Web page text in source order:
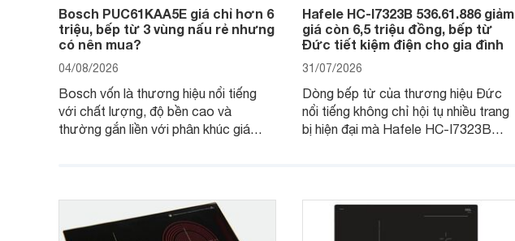
Bosch PUC61KAA5E giá chỉ hơn 6
triệu, bếp từ 3 vùng nấu rẻ nhưng
có nên mua?
04/08/2026
Bosch vốn là thương hiệu nổi tiếng
với chất lượng, độ bền cao và
thường gắn liền với phân khúc giá
đơn vị phân phối với mức giá khá dễ
tiếp cận, thu hút sự quan tâm của
nhiều người tiêu dùng.
Hafele HC-I7323B 536.61.886 giảm
giá còn 6,5 triệu đồng, bếp từ
Đức tiết kiệm điện cho gia đình
31/07/2026
Dòng bếp từ của thương hiệu Đức
nổi tiếng không chỉ hội tụ nhiều trang
bị hiện đại mà Hafele HC-I7323B
gia đình.